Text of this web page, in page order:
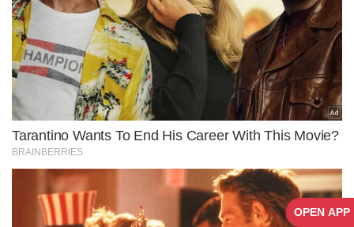
OPEN APP